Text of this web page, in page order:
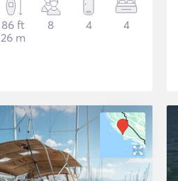
86 ft
26 m
8 4 4